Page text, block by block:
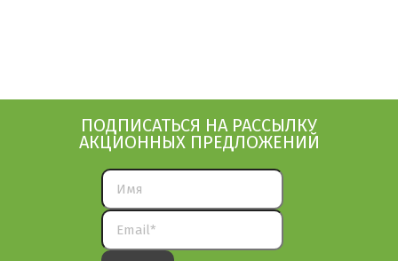
ПОДПИСАТЬСЯ НА РАССЫЛКУ
АКЦИОННЫХ ПРЕДЛОЖЕНИЙ